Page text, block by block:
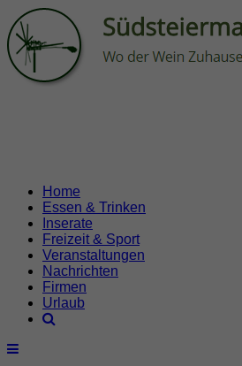
Home
Essen & Trinken
Inserate
Freizeit & Sport
Veranstaltungen
Nachrichten
Firmen
Urlaub